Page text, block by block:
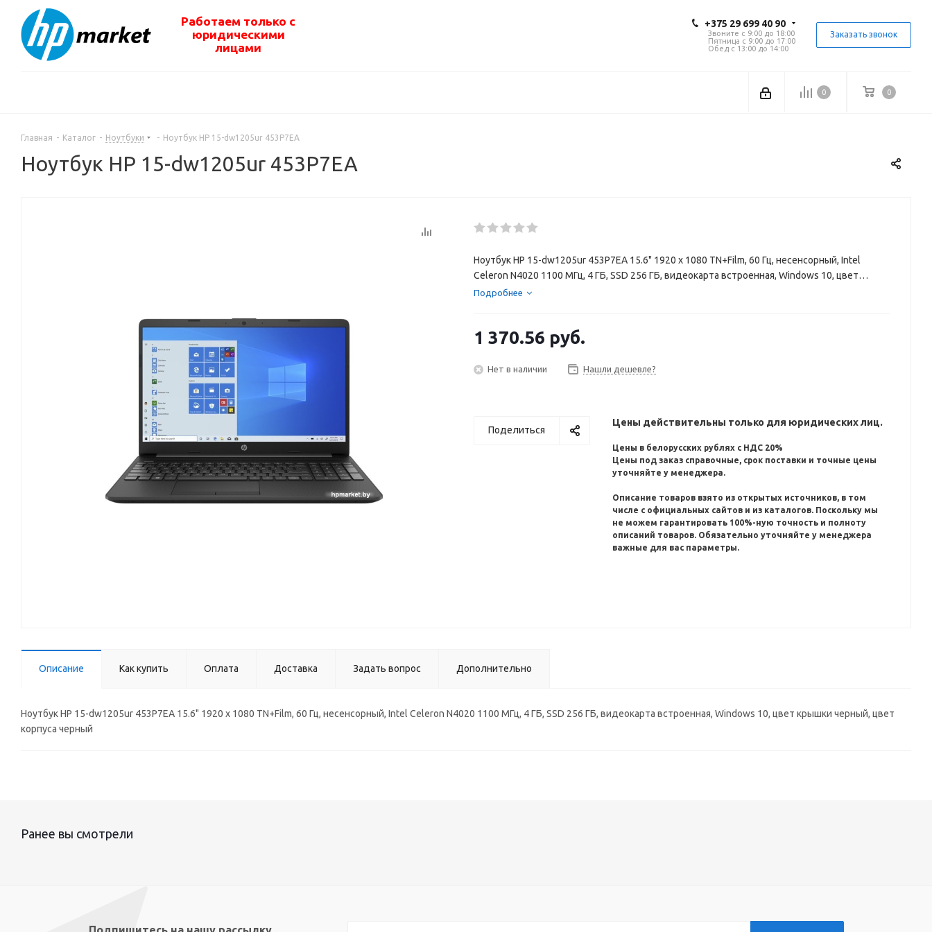
Работаем только с
юридическими
лицами
+375 29 699 40 90
Звоните с 9:00 до 18:00
Пятница с 9:00 до 17:00
Обед с 13:00 до 14:00
Заказать звонок
0 0
Главная - Каталог - Ноутбуки - Ноутбук HP 15-dw1205ur 453P7EA
Ноутбук HP 15-dw1205ur 453P7EA
Ноутбук HP 15-dw1205ur 453P7EA 15.6" 1920 x 1080 TN+Film, 60 Гц, несенсорный, Intel
Celeron N4020 1100 МГц, 4 ГБ, SSD 256 ГБ, видеокарта встроенная, Windows 10, цвет
крышки черный, цвет корпуса черный
Подробнее
1 370.56 руб.
Нет в наличии Нашли дешевле?
Поделиться
Цены действительны только для юридических лиц.
Цены в белорусских рублях с НДС 20%
Цены под заказ справочные, срок поставки и точные цены
уточняйте у менеджера.
Описание товаров взято из открытых источников, в том
числе с официальных сайтов и из каталогов. Поскольку мы
не можем гарантировать 100%-ную точность и полноту
описаний товаров. Обязательно уточняйте у менеджера
важные для вас параметры.
Описание Как купить Оплата Доставка Задать вопрос Дополнительно
Ноутбук HP 15-dw1205ur 453P7EA 15.6" 1920 x 1080 TN+Film, 60 Гц, несенсорный, Intel Celeron N4020 1100 МГц, 4 ГБ, SSD 256 ГБ, видеокарта встроенная, Windows 10, цвет крышки черный, цвет
корпуса черный
Ранее вы смотрели